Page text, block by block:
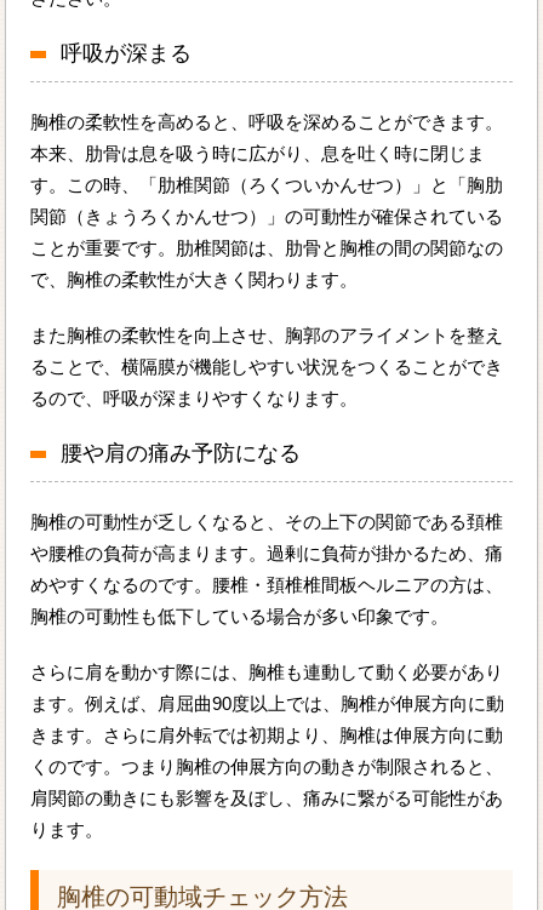
呼吸が深まる
胸椎の柔軟性を高めると、呼吸を深めることができます。
本来、肋骨は息を吸う時に広がり、息を吐く時に閉じま
す。この時、「肋椎関節（ろくついかんせつ）」と「胸肋
関節（きょうろくかんせつ）」の可動性が確保されている
ことが重要です。肋椎関節は、肋骨と胸椎の間の関節なの
で、胸椎の柔軟性が大きく関わります。
また胸椎の柔軟性を向上させ、胸郭のアライメントを整え
ることで、横隔膜が機能しやすい状況をつくることができ
るので、呼吸が深まりやすくなります。
腰や肩の痛み予防になる
胸椎の可動性が乏しくなると、その上下の関節である頚椎
や腰椎の負荷が高まります。過剰に負荷が掛かるため、痛
めやすくなるのです。腰椎・頚椎椎間板ヘルニアの方は、
胸椎の可動性も低下している場合が多い印象です。
さらに肩を動かす際には、胸椎も連動して動く必要があり
ます。例えば、肩屈曲90度以上では、胸椎が伸展方向に動
きます。さらに肩外転では初期より、胸椎は伸展方向に動
くのです。つまり胸椎の伸展方向の動きが制限されると、
肩関節の動きにも影響を及ぼし、痛みに繋がる可能性があ
ります。
胸椎の可動域チェック方法